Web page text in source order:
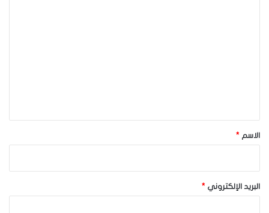
*الاسم *
البريد الإلكتروني *